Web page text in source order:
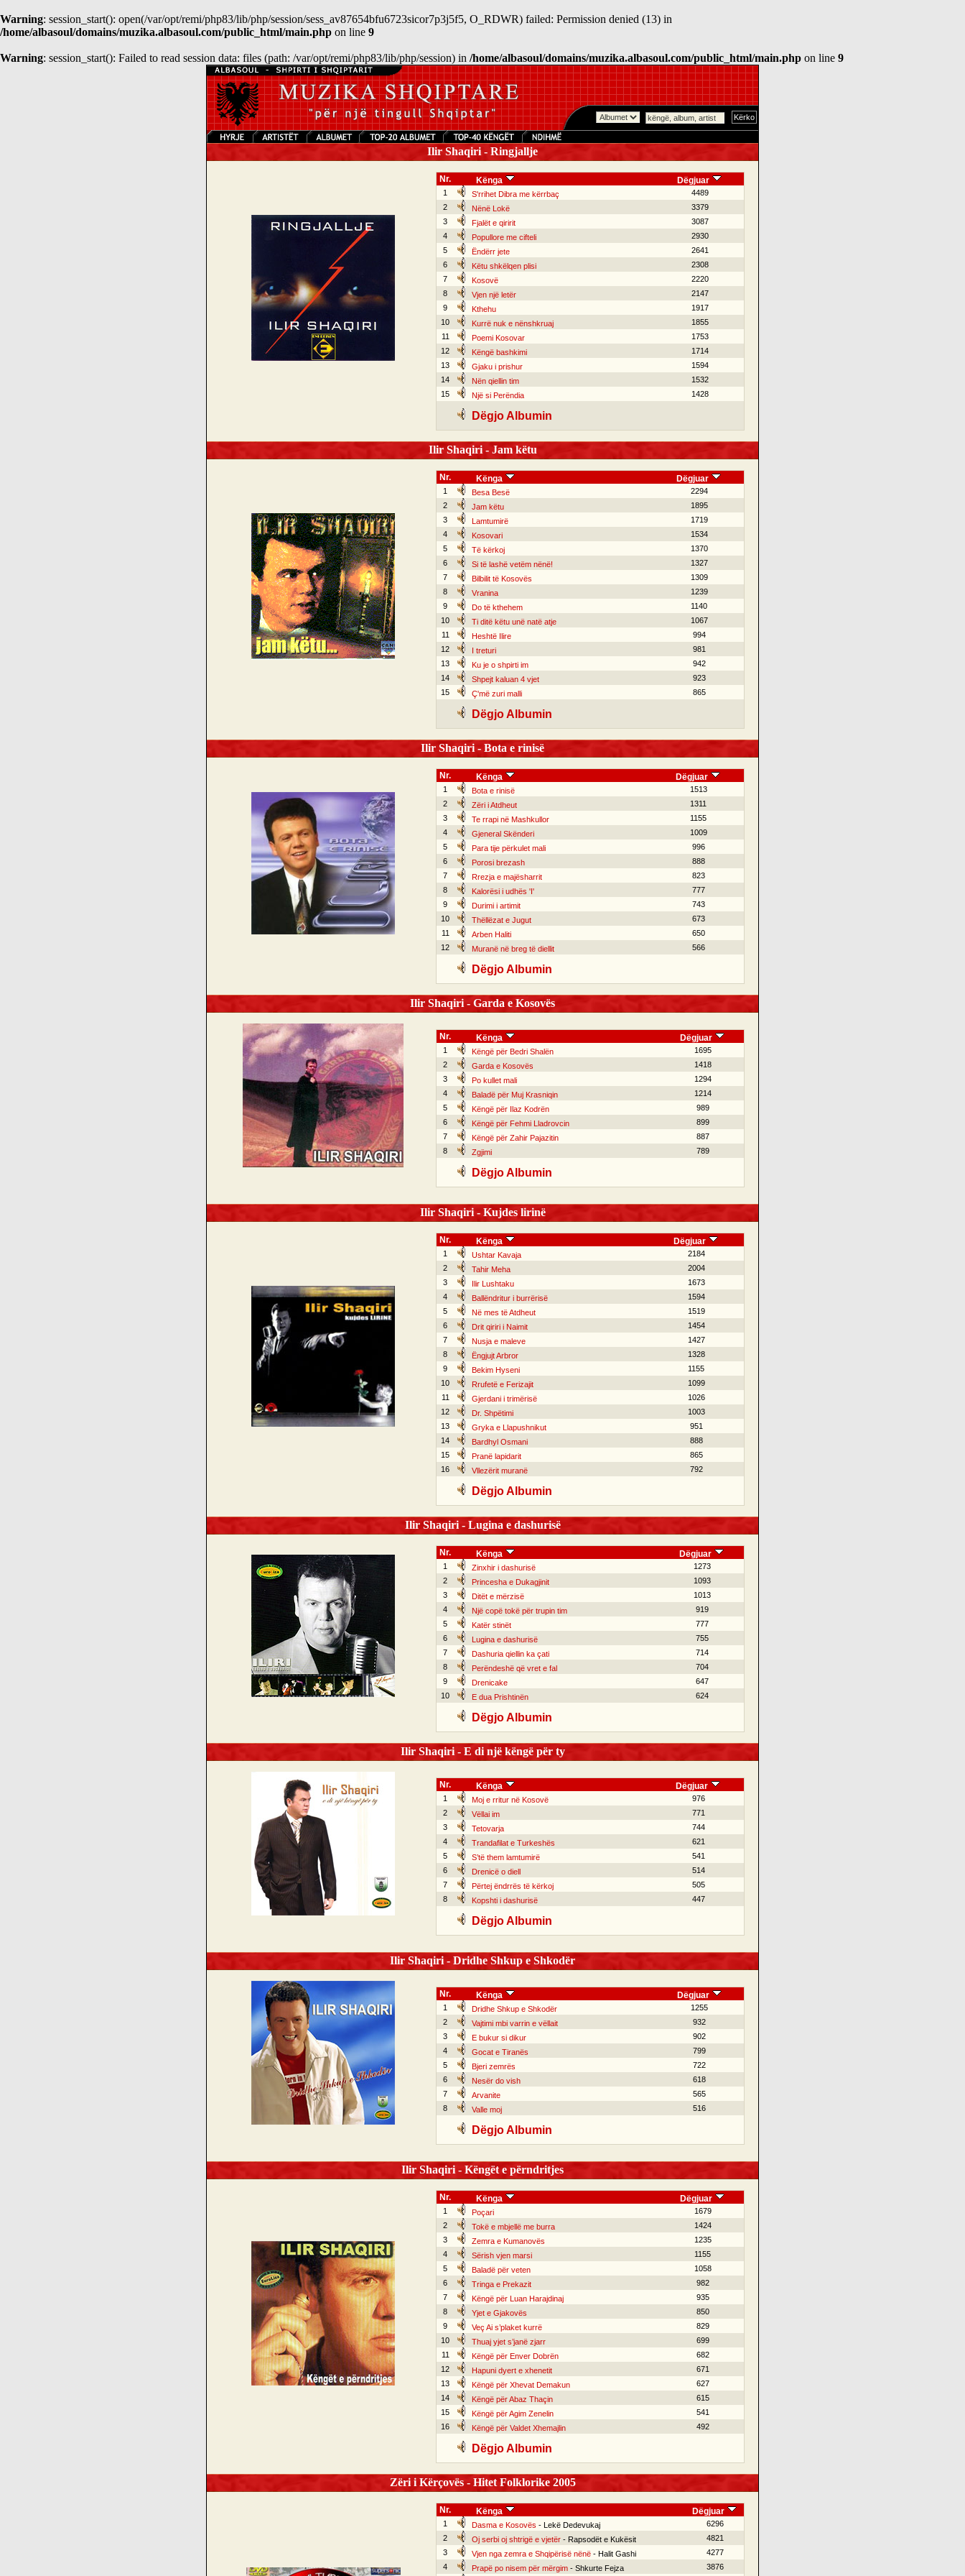
Warning: session_start(): open(/var/opt/remi/php83/lib/php/session/sess_av87654bfu6723sicor7p3j5f5, O_RDWR) failed: Permission denied (13) in
/home/albasoul/domains/muzika.albasoul.com/public_html/main.php on line 9
Warning: session_start(): Failed to read session data: files (path: /var/opt/remi/php83/lib/php/session) in /home/albasoul/domains/muzika.albasoul.com/public_html/main.php on line 9
Ilir Shaqiri - Ringjallje
Nr. Kënga Dëgjuar
1 S'rrihet Dibra me kërrbaç
4489
2
Nënë Lokë
3379
3
Fjalët e qiririt
3087
4
Popullore me cifteli
2930
5
Ëndërr jete
2641
6
Këtu shkëlqen plisi
2308
7
Kosovë
2220
8
Vjen një letër
2147
9
Kthehu
1917
10
Kurrë nuk e nënshkruaj
1855
11
Poemi Kosovar
1753
12
Këngë bashkimi
1714
13
Gjaku i prishur
1594
14
Nën qiellin tim
1532
15
Një si Perëndia 1428
Dëgjo Albumin
Ilir Shaqiri - Jam këtu
Nr. Kënga Dëgjuar
1 Besa Besë
2294
2
Jam këtu
1895
3
Lamtumirë
1719
4
Kosovari
1534
5
Të kërkoj
1370
6
Si të lashë vetëm nënë!
1327
7
Bilbilit të Kosovës
1309
8
Vranina
1239
9
Do të kthehem
1140
10
Ti ditë këtu unë natë atje
1067
11
Heshtë Ilire
994
12
I treturi
981
13
Ku je o shpirti im
942
14
Shpejt kaluan 4 vjet
923
15
Ç'më zuri malli 865
Dëgjo Albumin
Ilir Shaqiri - Bota e rinisë
Nr. Kënga Dëgjuar
1 Bota e rinisë
1513
2
Zëri i Atdheut
1311
3
Te rrapi në Mashkullor
1155
4
Gjeneral Skënderi
1009
5
Para tije përkulet mali
996
6
Porosi brezash
888
7
Rrezja e majësharrit
823
8
Kalorësi i udhës 'I'
777
9
Durimi i artimit
743
10
Thëllëzat e Jugut
673
11
Arben Haliti
650
12
Muranë në breg të diellit 566
Dëgjo Albumin
Ilir Shaqiri - Garda e Kosovës
Nr. Kënga Dëgjuar
1 Këngë për Bedri Shalën
1695
2
Garda e Kosovës
1418
3
Po kullet mali
1294
4
Baladë për Muj Krasniqin
1214
5
Këngë për Ilaz Kodrën
989
6
Këngë për Fehmi Lladrovcin
899
7
Këngë për Zahir Pajazitin
887
8
Zgjimi 789
Dëgjo Albumin
Ilir Shaqiri - Kujdes lirinë
Nr. Kënga Dëgjuar
1 Ushtar Kavaja
2184
2
Tahir Meha
2004
3
Ilir Lushtaku
1673
4
Ballëndritur i burrërisë
1594
5
Në mes të Atdheut
1519
6
Drit qiriri i Naimit
1454
7
Nusja e maleve
1427
8
Ëngjujt Arbror
1328
9
Bekim Hyseni
1155
10
Rrufetë e Ferizajit
1099
11
Gjerdani i trimërisë
1026
12
Dr. Shpëtimi
1003
13
Gryka e Llapushnikut
951
14
Bardhyl Osmani
888
15
Pranë lapidarit
865
16
Vllezërit muranë 792
Dëgjo Albumin
Ilir Shaqiri - Lugina e dashurisë
Nr. Kënga Dëgjuar
1 Zinxhir i dashurisë
1273
2
Princesha e Dukagjinit
1093
3
Ditët e mërzisë
1013
4
Një copë tokë për trupin tim
919
5
Katër stinët
777
6
Lugina e dashurisë
755
7
Dashuria qiellin ka çati
714
8
Perëndeshë që vret e fal
704
9
Drenicake
647
10
E dua Prishtinën 624
Dëgjo Albumin
Ilir Shaqiri - E di një këngë për ty
Nr. Kënga Dëgjuar
1 Moj e rritur në Kosovë
976
2
Vëllai im
771
3
Tetovarja
744
4
Trandafilat e Turkeshës
621
5
S’të them lamtumirë
541
6
Drenicë o diell
514
7
Përtej ëndrrës të kërkoj
505
8
Kopshti i dashurisë 447
Dëgjo Albumin
Ilir Shaqiri - Dridhe Shkup e Shkodër
Nr. Kënga Dëgjuar
1 Dridhe Shkup e Shkodër
1255
2
Vajtimi mbi varrin e vëllait
932
3
E bukur si dikur
902
4
Gocat e Tiranës
799
5
Bjeri zemrës
722
6
Nesër do vish
618
7
Arvanite
565
8
Valle moj 516
Dëgjo Albumin
Ilir Shaqiri - Këngët e përndritjes
Nr. Kënga Dëgjuar
1 Poçari
1679
2
Tokë e mbjellë me burra
1424
3
Zemra e Kumanovës
1235
4
Sërish vjen marsi
1155
5
Baladë për veten
1058
6
Tringa e Prekazit
982
7
Këngë për Luan Harajdinaj
935
8
Yjet e Gjakovës
850
9
Veç Ai s’plaket kurrë
829
10
Thuaj yjet s’janë zjarr
699
11
Këngë për Enver Dobrën
682
12
Hapuni dyert e xhenetit
671
13
Këngë për Xhevat Demakun
627
14
Këngë për Abaz Thaçin
615
15
Këngë për Agim Zenelin
541
16
Këngë për Valdet Xhemajlin 492
Dëgjo Albumin
Zëri i Kërçovës - Hitet Folklorike 2005
Nr. Kënga Dëgjuar
1 Dasma e Kosovës - Lekë Dedevukaj
6296
2
Oj serbi oj shtrigë e vjetër- Rapsodët e Kukësit
4821
3
Vjen nga zemra e Shqipërisë nënë- Halit Gashi
4277
4
Prapë po nisem për mërgim- Shkurte Fejza 3876